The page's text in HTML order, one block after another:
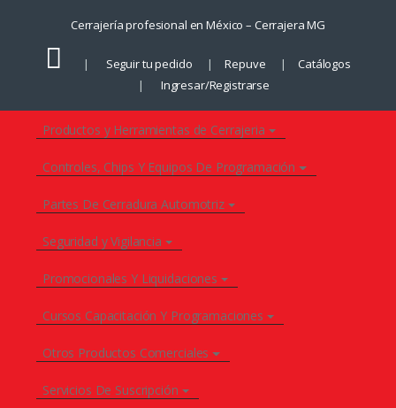
navegación
contenido
Cerrajería profesional en México – Cerrajera MG
Seguir tu pedido Repuve
Catálogos
Ingresar/Registrarse
Productos y Herramientas de Cerrajeria
Controles, Chips Y Equipos De Programación
Partes De Cerradura Automotriz
Seguridad y Vigilancia
Promocionales Y Liquidaciones
Cursos Capacitación Y Programaciones
Otros Productos Comerciales
Servicios De Suscripción